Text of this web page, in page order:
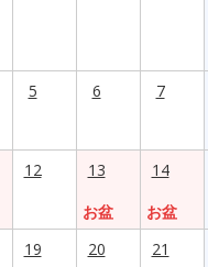
5 6 7
12
13
お盆
14
お盆
19 20 21